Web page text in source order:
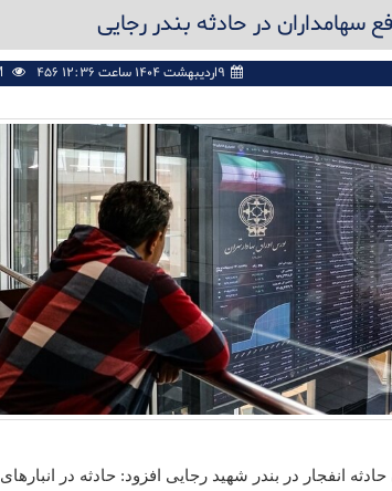
سهامداران در حادثه بندر رجایی
۹اردیبهشت ۱۴۰۴ ساعت ۱۲:۳۶ PM 456
انفجار در بندر شهید رجایی افزود: حادثه در انبارهای